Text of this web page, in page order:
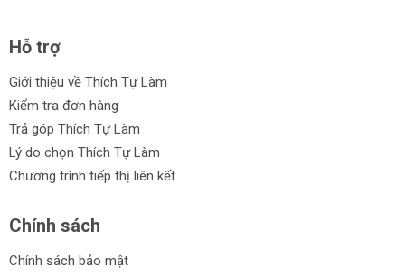
Hỗ trợ
Giới thiệu về Thích Tự Làm
Kiểm tra đơn hàng
Trả góp Thích Tự Làm
Lý do chọn Thích Tự Làm
Chương trình tiếp thị liên kết
Chính sách
Chính sách bảo mật